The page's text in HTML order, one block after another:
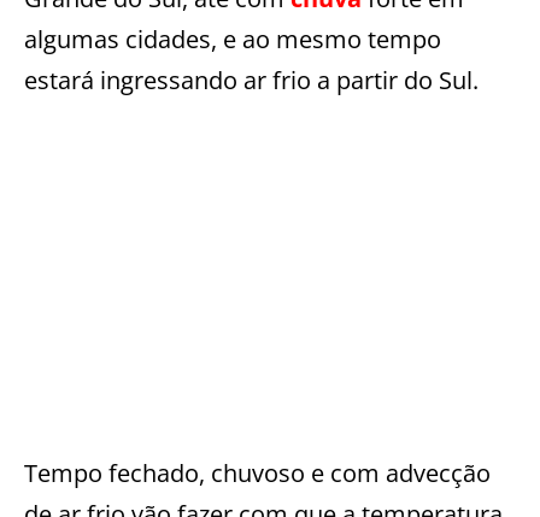
algumas cidades, e ao mesmo tempo
estará ingressando ar frio a partir do Sul.
Tempo fechado, chuvoso e com advecção